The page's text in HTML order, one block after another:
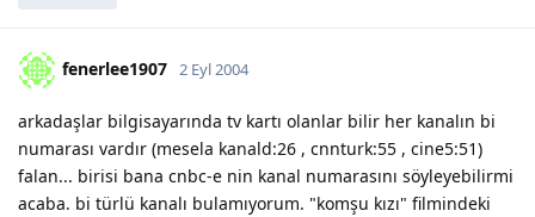
fenerlee1907 2 Eyl 2004
arkadaşlar bilgisayarında tv kartı olanlar bilir her kanalın bi
numarası vardır (mesela kanald:26 , cnnturk:55 , cine5:51)
falan... birisi bana cnbc-e nin kanal numarasını söyleyebilirmi
acaba. bi türlü kanalı bulamıyorum. "komşu kızı" filmindeki